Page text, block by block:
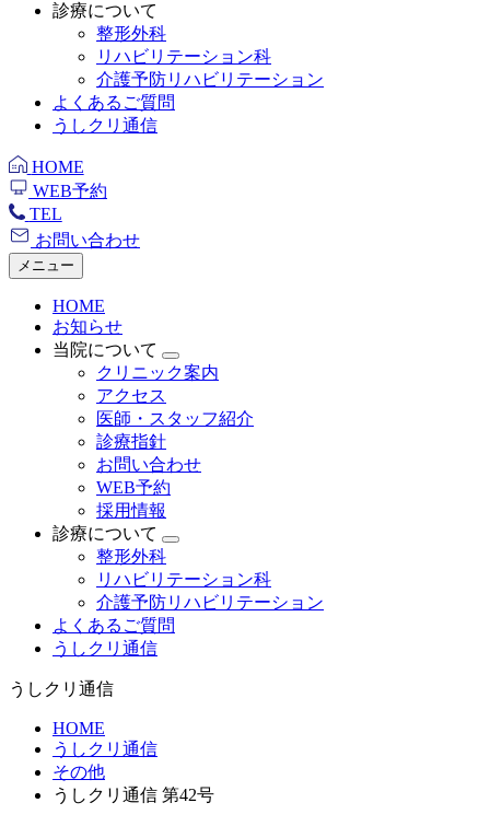
診療について
整形外科
リハビリテーション科
介護予防リハビリテーション
よくあるご質問
うしクリ通信
HOME
WEB予約
TEL
お問い合わせ
メニュー
HOME
お知らせ
当院について
クリニック案内
アクセス
医師・スタッフ紹介
診療指針
お問い合わせ
WEB予約
採用情報
診療について
整形外科
リハビリテーション科
介護予防リハビリテーション
よくあるご質問
うしクリ通信
うしクリ通信
HOME
うしクリ通信
その他
うしクリ通信 第42号